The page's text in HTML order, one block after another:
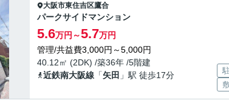
大阪市東住吉区鷹合
パークサイドマンション
5.6万円～5.7万円
管理/共益費3,000円～5,000円
40.12㎡ (2DK) /築36年 /5階建
近鉄南大阪線 「矢田 」駅 徒歩17分